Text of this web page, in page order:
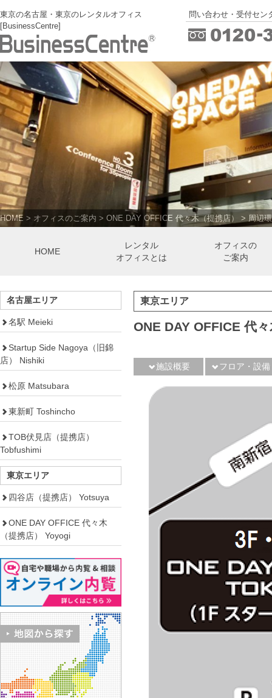
東京の名古屋・東京のレンタルオフィス
[BusinessCentre]
問い合わせ・受付セン
HOME > オフィスのご案内 > ONE DAY OFFICE 代々木（提携店） > 周辺
HOME
レンタル
オフィスとは
オフィスの
ご案内
東京エリア
ONE DAY OFFICE 代
施設概要 フロア・設備
名古屋エリア
名駅 Meieki
Startup Side Nagoya（旧錦
店） Nishiki
松原 Matsubara
東新町 Toshincho
TOB伏見店（提携店）
Tobfushimi
東京エリア
四谷店（提携店） Yotsuya
ONE DAY OFFICE 代々木
（提携店） Yoyogi